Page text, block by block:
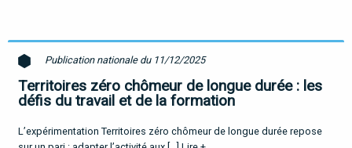
Publication nationale du 11/12/2025
Territoires zéro chômeur de longue durée : les
défis du travail et de la formation
L’expérimentation Territoires zéro chômeur de longue durée repose